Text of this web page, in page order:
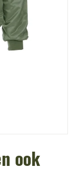
ook